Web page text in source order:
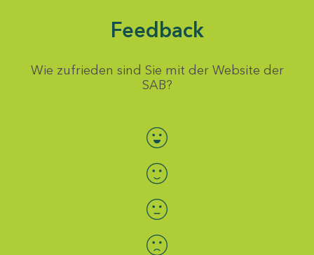
Feedback
Wie zufrieden sind Sie mit der Website der
SAB?
Bewertung auswählen